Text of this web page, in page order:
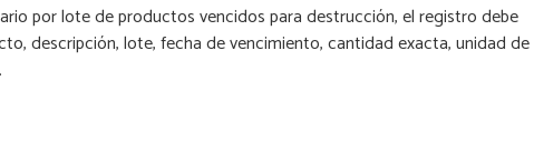
por lote de productos vencidos para destrucción, el registro debe
descripción, lote, fecha de vencimiento, cantidad exacta, unidad de